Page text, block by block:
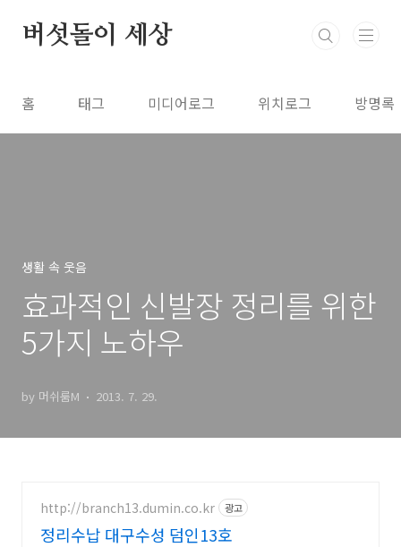
버섯돌이 세상
홈 태그 미디어로그 위치로그 방명록
생활 속 웃음
효과적인 신발장 정리를 위한
5가지 노하우
by 머쉬룸M 2013. 7. 29.
http://branch13.dumin.co.kr 광고
정리수납 대구수성 덤인13호